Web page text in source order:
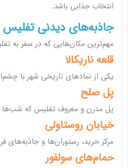
انتخاب جذابی باشد.
جاذبه‌های دیدنی تفلیس
مهم‌ترین مکان‌هایی که در سفر به
قلعه ناریکالا
یکی از نمادهای تاریخی شهر با
پل صلح
پل مدرن و معروف تفلیس که شب‌ها
خیابان روستاولی
مرکز خرید، رستوران‌ها و جاذبه‌های
حمام‌های سولفور